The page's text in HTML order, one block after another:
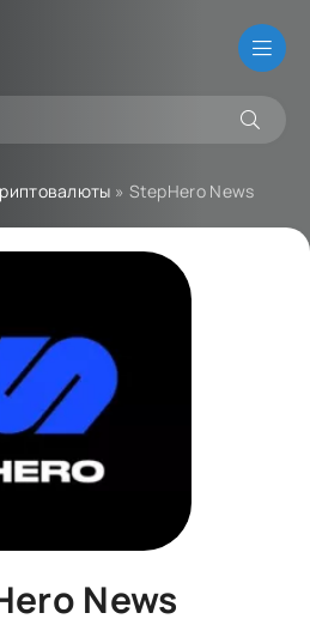
» StepHero News
News